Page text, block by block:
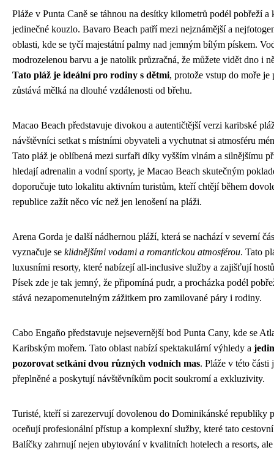
Pláže v Punta Caně se táhnou na desítky kilometrů podél pobřeží a
jedinečné kouzlo. Bavaro Beach patří mezi nejznámější a
oblasti, kde se tyčí majestátní palmy nad jemným bílým pískem.
modrozelenou barvu a je natolik průzračná, že můžete vidět dno i
Tato pláž je ideální pro rodiny s dětmi, protože vstup do moře
zůstává mělká na dlouhé vzdálenosti od břehu.
Macao Beach představuje divokou a autentičtější verzi karibské
návštěvníci setkat s místními obyvateli a vychutnat si atmosféru
Tato pláž je oblíbená mezi surfaři díky vyšším vlnám a silnějšímu
hledají adrenalin a vodní sporty, je Macao Beach skutečným
doporučuje tuto lokalitu aktivním turistům, kteří chtějí během
republice zažít něco víc než jen lenošení na pláži.
Arena Gorda je další nádhernou pláží, která se nachází v severní
vyznačuje se klidnějšími vodami a romantickou atmosférou. Tato
luxusními resorty, které nabízejí all-inclusive služby a zajišťují
Písek zde je tak jemný, že připomíná pudr, a procházka podél
stává nezapomenutelným zážitkem pro zamilované páry i rodiny.
Cabo Engaño představuje nejsevernější bod Punta Cany, kde se
Karibským mořem. Tato oblast nabízí spektakulární výhledy a
pozorovat setkání dvou různých vodních mas. Pláže v této části
přeplněné a poskytují návštěvníkům pocit soukromí a exkluzivity.
Turisté, kteří si zarezervují dovolenou do Dominikánské republiky
oceňují profesionální přístup a komplexní služby, které tato
Balíčky zahrnují nejen ubytování v kvalitních hotelech a resorts,